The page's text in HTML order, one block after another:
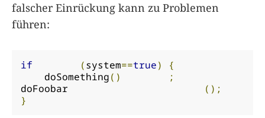
falscher Einrückung kann zu Problemen
führen:
if (system==true)
{
    doSomething
()
;
doFoobar
();
}